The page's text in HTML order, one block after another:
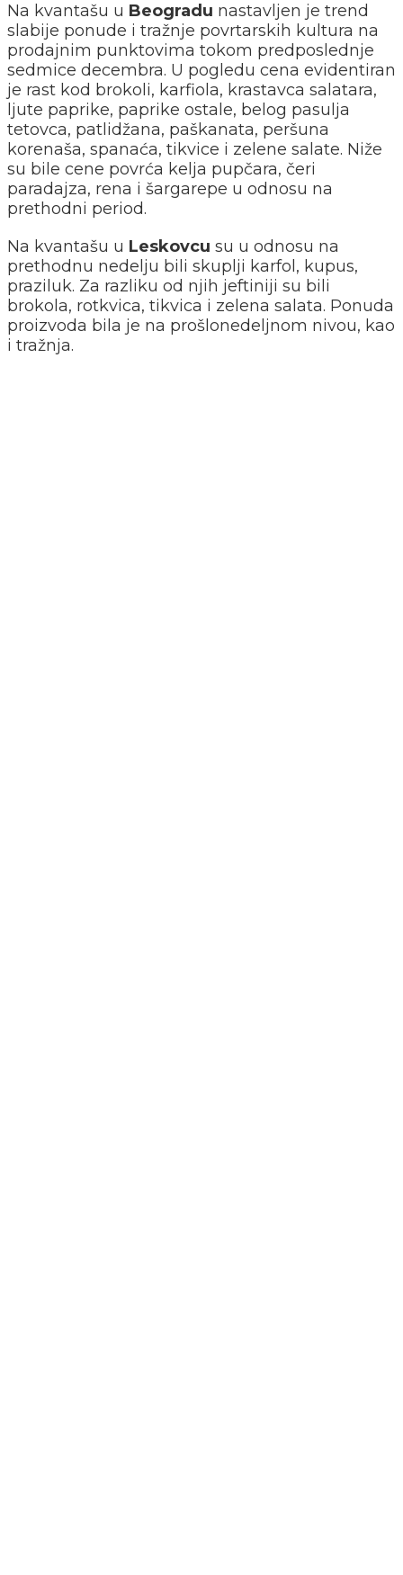
Na kvantašu u Beogradu nastavljen je trend
slabije ponude i tražnje povrtarskih kultura na
prodajnim punktovima tokom predposlednje
sedmice decembra. U pogledu cena evidentiran
je rast kod brokoli, karfiola, krastavca salatara,
ljute paprike, paprike ostale, belog pasulja
tetovca, patlidžana, paškanata, peršuna
korenaša, spanaća, tikvice i zelene salate. Niže
su bile cene povrća kelja pupčara, čeri
paradajza, rena i šargarepe u odnosu na
prethodni period.
Na kvantašu u Leskovcu su u odnosu na
prethodnu nedelju bili skuplji karfol, kupus,
praziluk. Za razliku od njih jeftiniji su bili
brokola, rotkvica, tikvica i zelena salata. Ponuda
proizvoda bila je na prošlonedeljnom nivou, kao
i tražnja.